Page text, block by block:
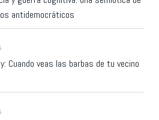
antidemocráticos
Cuando veas las barbas de tu vecino